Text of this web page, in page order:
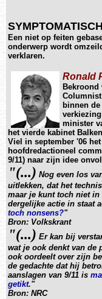
Een niet op feiten
onderwerp wordt
verklaren.
Ronald
Bekroond
binnen
minister
het vierde kabinet
Viel in september '06
hoofdredactioneel
9/11) naar zijn idee
"(...) Nog even los
uitlekken, dat het
maar je kunt toch niet in
dergelijke actie in staat
toch nonsens?"
Bron: Volkskrant
"(...) Er kan bij
wat je ook denkt van de
ook oordeelt over zijn
de gedachte dat hij
aanslagen van 9/11 is
getikt."
Bron: NRC